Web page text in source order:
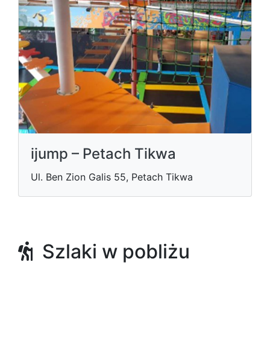
ijump – Petach Tikwa
Ul. Ben Zion Galis 55, Petach Tikwa
Szlaki w pobliżu